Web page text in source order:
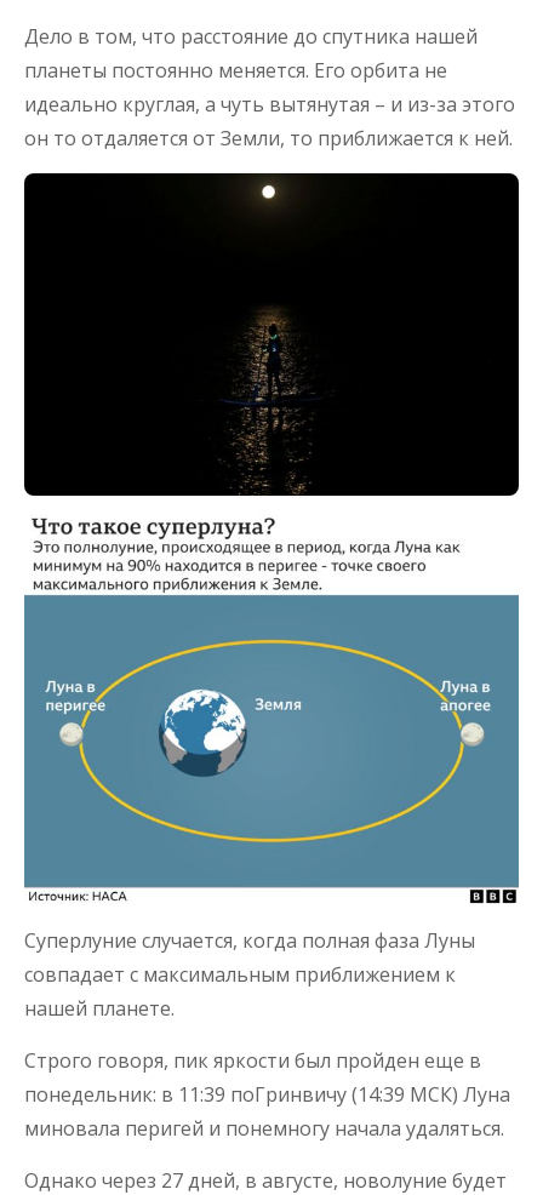
Дело в том, что расстояние до спутника нашей
планеты постоянно меняется. Его орбита не
идеально круглая, а чуть вытянутая – и из-за этого
он то отдаляется от Земли, то приближается к ней.
Суперлуние случается, когда полная фаза Луны
совпадает с максимальным приближением к
нашей планете.
Строго говоря, пик яркости был пройден еще в
понедельник: в 11:39 поГринвичу (14:39 МСК) Луна
миновала перигей и понемногу начала удаляться.
Однако через 27 дней, в августе, новолуние будет